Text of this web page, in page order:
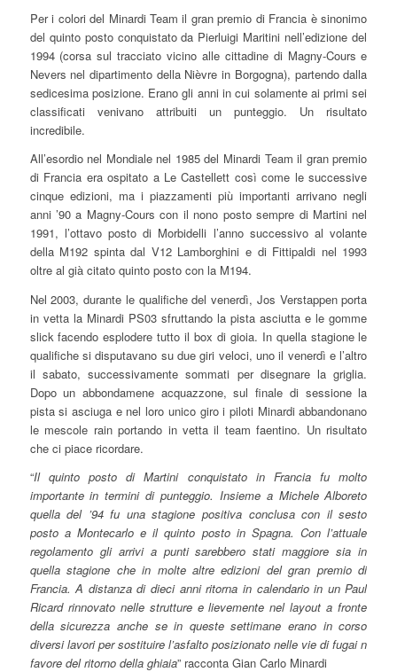
Per i colori del Minardi Team il gran premio di Francia è sinonimo
del quinto posto conquistato da Pierluigi Maritini nell’edizione del
1994 (corsa sul tracciato vicino alle cittadine di Magny-Cours e
Nevers nel dipartimento della Nièvre in Borgogna), partendo dalla
sedicesima posizione. Erano gli anni in cui solamente ai primi sei
classificati venivano attribuiti un punteggio. Un risultato
incredibile.
All’esordio nel Mondiale nel 1985 del Minardi Team il gran premio
di Francia era ospitato a Le Castellett così come le successive
cinque edizioni, ma i piazzamenti più importanti arrivano negli
anni ’90 a Magny-Cours con il nono posto sempre di Martini nel
1991, l’ottavo posto di Morbidelli l’anno successivo al volante
della M192 spinta dal V12 Lamborghini e di Fittipaldi nel 1993
oltre al già citato quinto posto con la M194.
Nel 2003, durante le qualifiche del venerdì, Jos Verstappen porta
in vetta la Minardi PS03 sfruttando la pista asciutta e le gomme
slick facendo esplodere tutto il box di gioia. In quella stagione le
qualifiche si disputavano su due giri veloci, uno il venerdì e l’altro
il sabato, successivamente sommati per disegnare la griglia.
Dopo un abbondamene acquazzone, sul finale di sessione la
pista si asciuga e nel loro unico giro i piloti Minardi abbandonano
le mescole rain portando in vetta il team faentino. Un risultato
che ci piace ricordare.
“Il quinto posto di Martini conquistato in Francia fu molto
importante in termini di punteggio. Insieme a Michele Alboreto
quella del ’94 fu una stagione positiva conclusa con il sesto
posto a Montecarlo e il quinto posto in Spagna. Con l’attuale
regolamento gli arrivi a punti sarebbero stati maggiore sia in
quella stagione che in molte altre edizioni del gran premio di
Francia. A distanza di dieci anni ritorna in calendario in un Paul
Ricard rinnovato nelle strutture e lievemente nel layout a fronte
della sicurezza anche se in queste settimane erano in corso
diversi lavori per sostituire l’asfalto posizionato nelle vie di fugai n
favore del ritorno della ghiaia” racconta Gian Carlo Minardi